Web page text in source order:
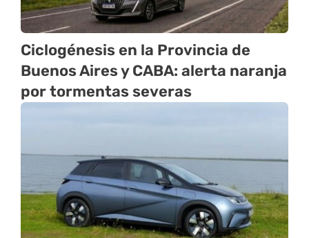
Ciclogénesis en la Provincia de
Buenos Aires y CABA: alerta naranja
por tormentas severas